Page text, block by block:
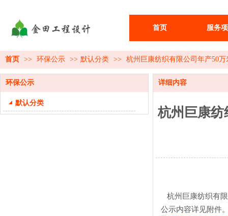
首页 服务
首页 >> 环保公示 >> 默认分类 >> 杭州巨康纺织有限公司年产50
环保公示
默认分类
详细内容
杭州巨康纺
杭州巨康纺织有
公示内容详见附件